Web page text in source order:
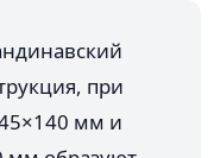
при
мм и